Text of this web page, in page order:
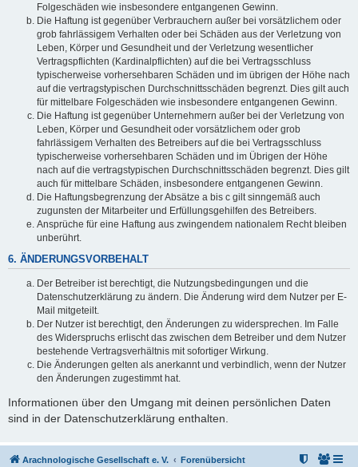
Folgeschäden wie insbesondere entgangenen Gewinn.
Die Haftung ist gegenüber Verbrauchern außer bei vorsätzlichem oder
grob fahrlässigem Verhalten oder bei Schäden aus der Verletzung von
Leben, Körper und Gesundheit und der Verletzung wesentlicher
Vertragspflichten (Kardinalpflichten) auf die bei Vertragsschluss
typischerweise vorhersehbaren Schäden und im übrigen der Höhe nach
auf die vertragstypischen Durchschnittsschäden begrenzt. Dies gilt auch
für mittelbare Folgeschäden wie insbesondere entgangenen Gewinn.
Die Haftung ist gegenüber Unternehmern außer bei der Verletzung von
Leben, Körper und Gesundheit oder vorsätzlichem oder grob
fahrlässigem Verhalten des Betreibers auf die bei Vertragsschluss
typischerweise vorhersehbaren Schäden und im Übrigen der Höhe
nach auf die vertragstypischen Durchschnittsschäden begrenzt. Dies gilt
auch für mittelbare Schäden, insbesondere entgangenen Gewinn.
Die Haftungsbegrenzung der Absätze a bis c gilt sinngemäß auch
zugunsten der Mitarbeiter und Erfüllungsgehilfen des Betreibers.
Ansprüche für eine Haftung aus zwingendem nationalem Recht bleiben
unberührt.
6. ÄNDERUNGSVORBEHALT
Der Betreiber ist berechtigt, die Nutzungsbedingungen und die
Datenschutzerklärung zu ändern. Die Änderung wird dem Nutzer per E-
Mail mitgeteilt.
Der Nutzer ist berechtigt, den Änderungen zu widersprechen. Im Falle
des Widerspruchs erlischt das zwischen dem Betreiber und dem Nutzer
bestehende Vertragsverhältnis mit sofortiger Wirkung.
Die Änderungen gelten als anerkannt und verbindlich, wenn der Nutzer
den Änderungen zugestimmt hat.
Informationen über den Umgang mit deinen persönlichen Daten
sind in der Datenschutzerklärung enthalten.
Arachnologische Gesellschaft e. V. Forenübersicht